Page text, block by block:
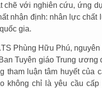
chẽ với nghiên cứu, ứng
nhận định: nhân lực
gia.
Phùng Hữu Phú,
Tuyên giáo Trung ương
tham luận tâm huyết của
không chỉ là yêu cầu